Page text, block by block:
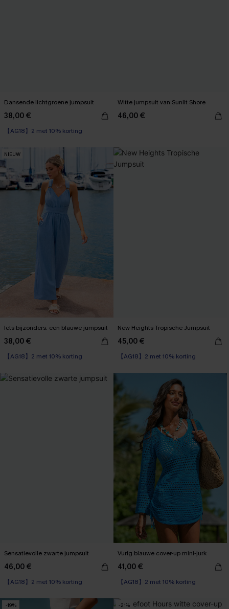
Dansende lichtgroene jumpsuit
38,00 €
【AG18】2 met 10% korting
Witte jumpsuit van Sunlit Shore
46,00 €
NIEUW
Iets bijzonders: een blauwe jumpsuit
38,00 €
【AG18】2 met 10% korting
New Heights Tropische Jumpsuit
45,00 €
【AG18】2 met 10% korting
Sensatievolle zwarte jumpsuit
46,00 €
【AG18】2 met 10% korting
Vurig blauwe cover-up mini-jurk
41,00 €
【AG18】2 met 10% korting
-19% -21%